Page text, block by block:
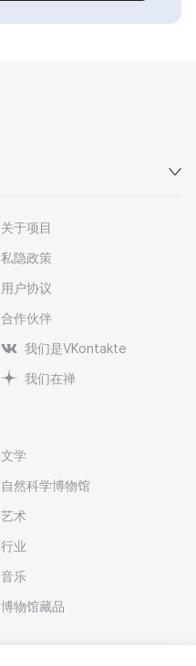
关于项目
私隐政策
用户协议
合作伙伴
我们是VKontakte
我们在禅
文学
自然科学博物馆
艺术
行业
音乐
博物馆藏品